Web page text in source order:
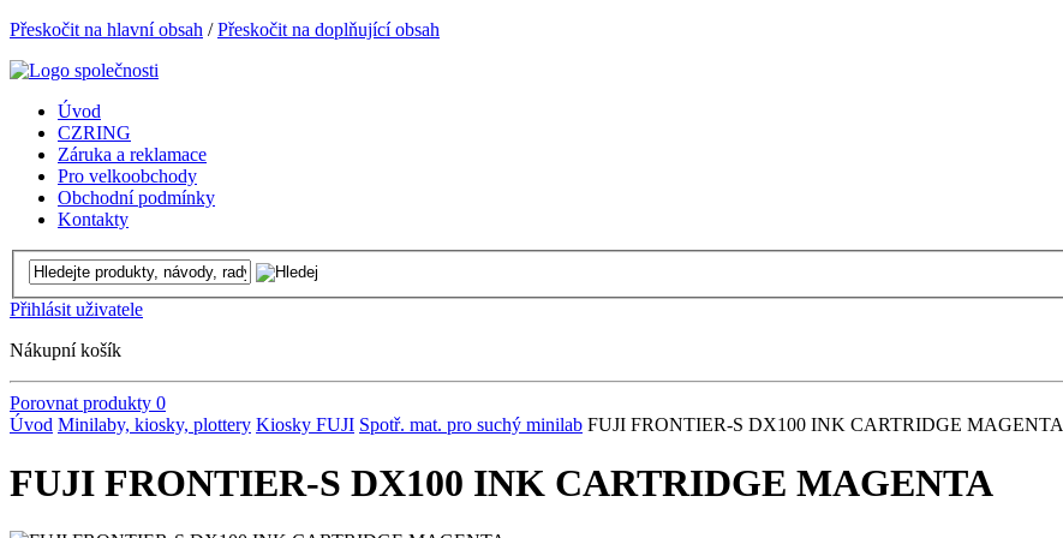
Přeskočit na hlavní obsah /Přeskočit na doplňující obsah
Úvod
CZRING
Záruka a reklamace
Pro velkoobchody
Obchodní podmínky
Kontakty
Přihlásit uživatele
Nákupní košík
Porovnat produkty 0
Úvod Minilaby, kiosky, plottery Kiosky FUJI Spotř. mat. pro suchý minilab FUJI FRONTIER-S DX100 INK CARTRIDGE MAGENTA
FUJI FRONTIER-S DX100 INK CARTRIDGE MAGENTA